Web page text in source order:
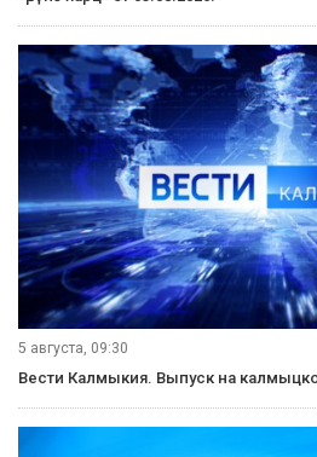
5 августа, 09:30
Вести Калмыкия. Выпуск на